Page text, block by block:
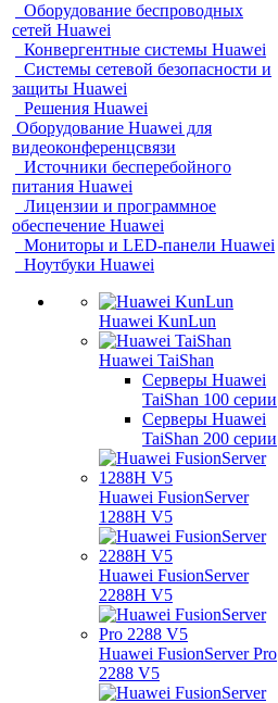
Оборудование беспроводных
сетей Huawei
Конвергентные системы Huawei
Системы сетевой безопасности и
защиты Huawei
Решения Huawei
Оборудование Huawei для
видеоконференцсвязи
Источники бесперебойного
питания Huawei
Лицензии и программное
обеспечение Huawei
Мониторы и LED-панели Huawei
Ноутбуки Huawei
Huawei KunLun
Huawei TaiShan
Серверы Huawei
TaiShan 100 серии
Серверы Huawei
TaiShan 200 серии
Huawei FusionServer
1288H V5
Huawei FusionServer
2288H V5
Huawei FusionServer Pro
2288 V5